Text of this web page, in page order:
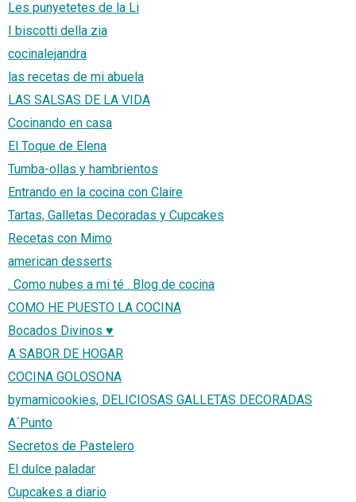
Les punyetetes de la Li
I biscotti della zia
cocinalejandra
las recetas de mi abuela
LAS SALSAS DE LA VIDA
Cocinando en casa
El Toque de Elena
Tumba-ollas y hambrientos
Entrando en la cocina con Claire
Tartas, Galletas Decoradas y Cupcakes
Recetas con Mimo
american desserts
. Como nubes a mi té . Blog de cocina
COMO HE PUESTO LA COCINA
Bocados Divinos ♥
A SABOR DE HOGAR
COCINA GOLOSONA
bymamicookies, DELICIOSAS GALLETAS DECORADAS
A´Punto
Secretos de Pastelero
El dulce paladar
Cupcakes a diario